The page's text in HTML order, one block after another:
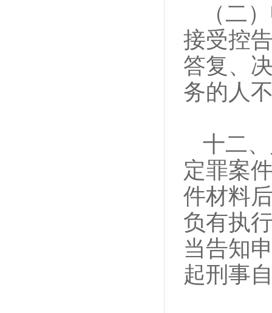
（二
接受控
答复、
务的人
十二
定罪案
件材料
负有执
当告知
起刑事